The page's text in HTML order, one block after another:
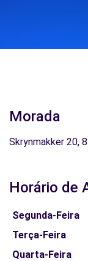
Morada
Skrynmakker 20,
Horário de
Segunda-Feira
Terça-Feira
Quarta-Feira